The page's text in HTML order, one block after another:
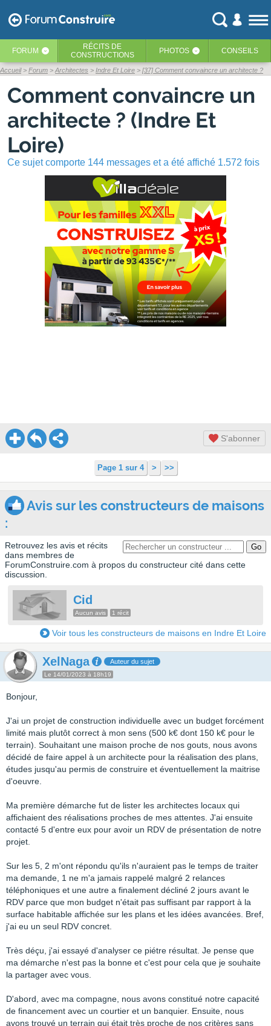
FORUM ‹ RÉCITS DE
CONSTRUCTIONS
PHOTOS ‹ CONSEILS
Accueil Forum Architectes Indre Et Loire [37] Comment convaincre un architecte ?
Comment convaincre un
architecte ? (Indre Et
Loire)
Ce sujet comporte 144 messages et a été affiché 1.572 fois
S'abonner
Page 1 sur 4 > >>
Avis sur les constructeurs de maisons
:
Retrouvez les avis et récits
dans membres de
ForumConstruire.com à propos du constructeur cité dans cette
discussion.
Cid
Aucun avis 1 récit
Voir tous les constructeurs de maisons en Indre Et Loire
XelNaga Auteur du sujet
Le 14/01/2023 à 18h19
Bonjour,
J'ai un projet de construction individuelle avec un budget forcément
limité mais plutôt correct à mon sens (500 k€ dont 150 k€ pour le
terrain). Souhaitant une maison proche de nos gouts, nous avons
décidé de faire appel à un architecte pour la réalisation des plans,
études jusqu'au permis de construire et éventuellement la maitrise
d'oeuvre.
Ma première démarche fut de lister les architectes locaux qui
affichaient des réalisations proches de mes attentes. J'ai ensuite
contacté 5 d'entre eux pour avoir un RDV de présentation de notre
projet.
Sur les 5, 2 m'ont répondu qu'ils n'auraient pas le temps de traiter
ma demande, 1 ne m'a jamais rappelé malgré 2 relances
téléphoniques et une autre a finalement décliné 2 jours avant le
RDV parce que mon budget n'était pas suffisant par rapport à la
surface habitable affichée sur les plans et les idées avancées. Bref,
j'ai eu un seul RDV concret.
Très déçu, j'ai essayé d'analyser ce piétre résultat. Je pense que
ma démarche n'est pas la bonne et c'est pour cela que je souhaite
la partager avec vous.
D'abord, avec ma compagne, nous avons constitué notre capacité
de financement avec un courtier et un banquier. Ensuite, nous
avons trouvé un terrain qui était très proche de nos critères sans